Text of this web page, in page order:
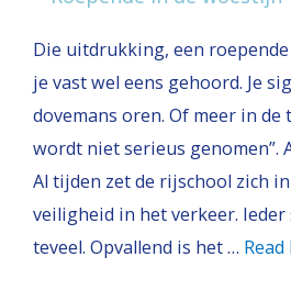
Die uitdrukking, een
je vast wel eens gehoord. Je
dovemans oren. Of meer in de
wordt niet serieus genomen”.
Al tijden zet de rijschool zich
veiligheid in het verkeer.
teveel. Opvallend is het …